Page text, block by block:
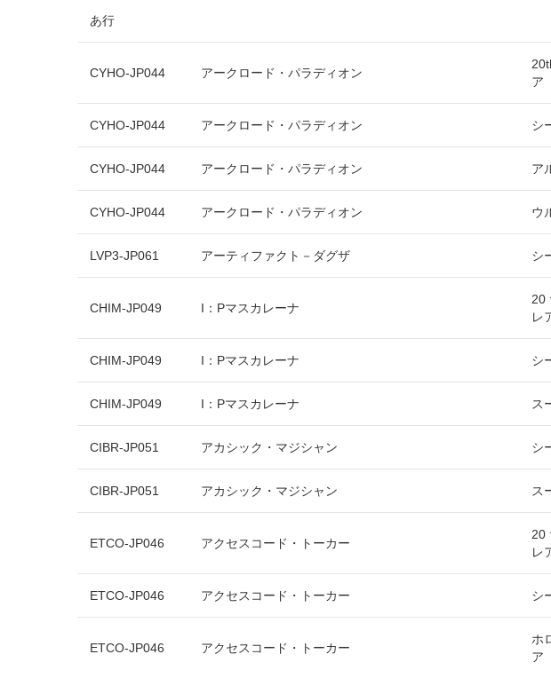
あ行
CYHO-JP044 アークロード・パラディオン
ア
CYHO-JP044 アークロード・パラディオン シ
CYHO-JP044 アークロード・パラディオン ア
CYHO-JP044 アークロード・パラディオン ウ
LVP3-JP061 アーティファクト－ダグザ シ
CHIM-JP049 I：Pマスカレーナ
20
レ
CHIM-JP049 I：Pマスカレーナ シ
CHIM-JP049 I：Pマスカレーナ ス
CIBR-JP051 アカシック・マジシャン シ
CIBR-JP051 アカシック・マジシャン ス
ETCO-JP046 アクセスコード・トーカー
20
レ
ETCO-JP046 アクセスコード・トーカー シ
ETCO-JP046 アクセスコード・トーカー
ホ
ア